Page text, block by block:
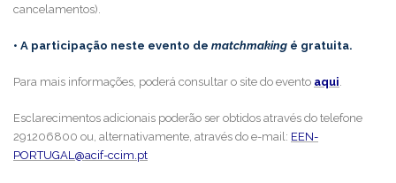
cancelamentos).
• A participação neste evento de matchmaking é gratuita.
Para mais informações, poderá consultar o site do evento aqui
Esclarecimentos adicionais poderão ser obtidos através do telefone
291206800 ou, alternativamente, através do e-mail: EEN-
PORTUGAL@acif-ccim.pt